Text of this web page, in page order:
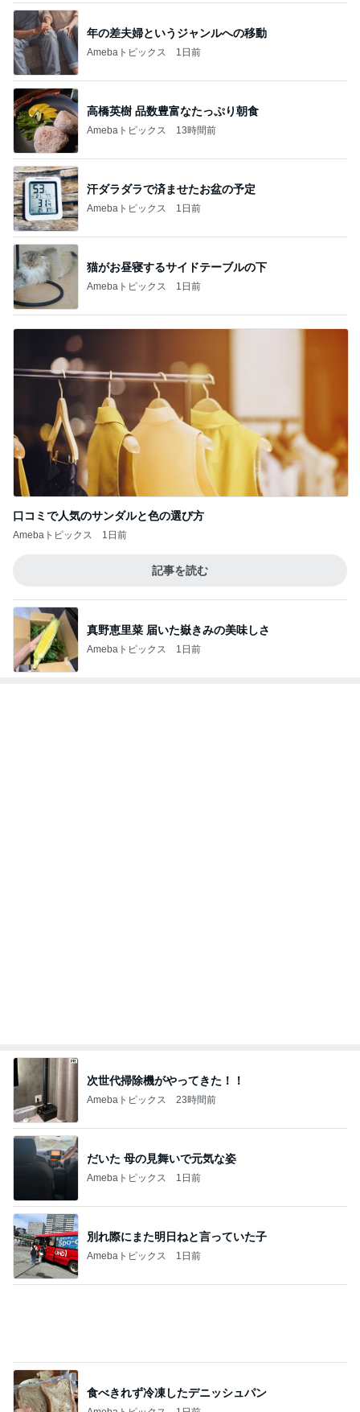
年の差夫婦というジャンルへの移動
Amebaトピックス 1日前
高橋英樹 品数豊富なたっぷり朝食
Amebaトピックス 13時間前
汗ダラダラで済ませたお盆の予定
Amebaトピックス 1日前
猫がお昼寝するサイドテーブルの下
Amebaトピックス 1日前
口コミで人気のサンダルと色の選び方
Amebaトピックス 1日前
記事を読む
真野恵里菜 届いた嶽きみの美味しさ
Amebaトピックス 1日前
次世代掃除機がやってきた！！
Amebaトピックス 23時間前
だいた 母の見舞いで元気な姿
Amebaトピックス 1日前
別れ際にまた明日ねと言っていた子
Amebaトピックス 1日前
食べきれず冷凍したデニッシュパン